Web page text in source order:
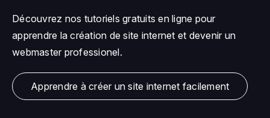
Découvrez nos tutoriels gratuits en ligne pour
apprendre la création de site internet et devenir un
webmaster professionel.
Apprendre à créer un site internet facilement